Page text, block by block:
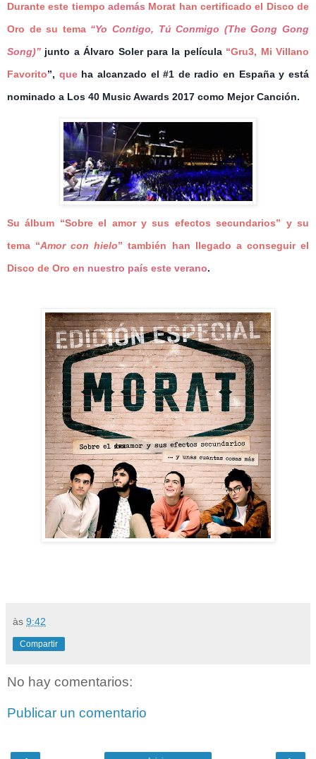
Durante este tiempo además Morat han certificado el Disco de
Oro de su tema “Yo Contigo, Tú Conmigo (The Gong Gong
Song)” junto aÁlvaro Solerpara la película “Gru3, Mi Villano
Favorito”, que ha alcanzado el #1 de radio en España y está
nominado a Los 40 Music Awards 2017 como Mejor Canción.
Su álbum “Sobre el amor y sus efectos secundarios” y su
tema “Amor con hielo” también han llegado a conseguir el
Disco de Oro en nuestro país este verano.
às 9:42
Compartir
No hay comentarios:
Publicar un comentario